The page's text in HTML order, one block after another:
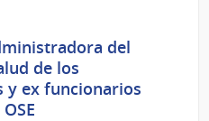
del
de los
y ex funcionarios